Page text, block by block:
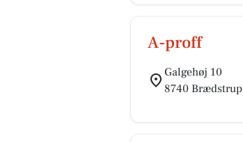
A-proff
Galgehøj 10
8740 Brædstrup